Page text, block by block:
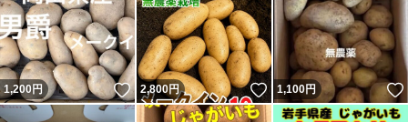
1,200円 いいね！
2,800円 いいね！
1,100円